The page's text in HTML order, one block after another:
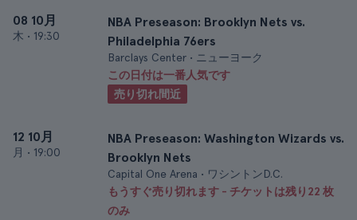
08 10月
木 • 19:30
NBA Preseason: Brooklyn Nets vs.
Philadelphia 76ers
Barclays Center • ニューヨーク
この日付は一番人気です
売り切れ間近
12 10月
月 • 19:00
NBA Preseason: Washington Wizards vs.
Brooklyn Nets
Capital One Arena • ワシントンD.C.
もうすぐ売り切れます - チケットは残り22 枚
のみ